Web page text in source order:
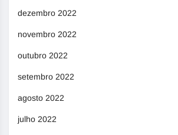
dezembro 2022
novembro 2022
outubro 2022
setembro 2022
agosto 2022
julho 2022